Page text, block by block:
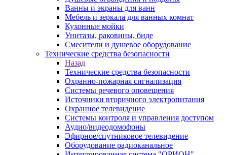
Ванны и экраны для ванн
Мебель и зеркала для ванных комнат
Кухонные мойки
Унитазы, раковины, биде
Смесители и душевое оборудование
Технические средства безопасности
Назад
Технические средства безопасности
Охранно-пожарная сигнализация
Системы речевого оповещения
Источники вторичного электропитания
Охранное телевидение
Системы контроля и управления доступом
Аудио/видеодомофоны
Эфирное/спутниковое телевидение
Оборудование радиоканальное